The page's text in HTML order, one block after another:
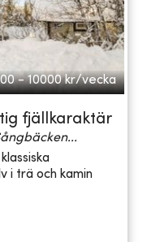
- 10000 kr/vecka
fjällkaraktär
i trä och kamin